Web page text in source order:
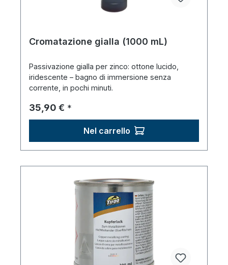
Cromatazione gialla (1000 mL)
Passivazione gialla per zinco: ottone lucido,
iridescente – bagno di immersione senza
corrente, in pochi minuti.
Prezzo normale:
35,90 € *
Nel carrello